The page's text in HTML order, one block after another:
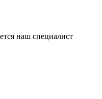
наш специалист